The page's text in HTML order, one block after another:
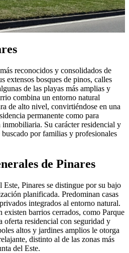
reconocidos y consolidados de
extensos bosques de pinos, calles
de las playas más amplias y
combina un entorno natural
de alto nivel, convirtiéndose en una
permanente como para
Su carácter residencial y
por familias y profesionales
de Pinares
Pinares se distingue por su bajo
planificada. Predominan casas
integrados al entorno natural.
existen barrios cerrados, como Parque
oferta residencial con seguridad y
altos y jardines amplios le otorga
distinto al de las zonas más
del Este.